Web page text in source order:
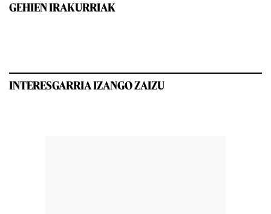
GEHIEN IRAKURRIAK
INTERESGARRIA IZANGO ZAIZU